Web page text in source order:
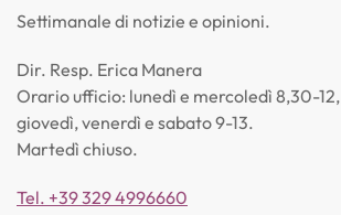
Settimanale di notizie e opinioni.
Dir. Resp. Erica Manera
Orario ufficio: lunedì e mercoledì 8,30-12,
giovedì, venerdì e sabato 9-13.
Martedì chiuso.
Tel. +39 329 4996660